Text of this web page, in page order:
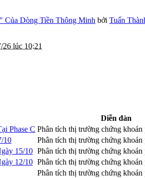
Của Dòng Tiền Thông Minh bởi Tuấn
26 lúc 10:21
Diễn đàn
Phase C Phân tích thị trường chứng
10
Phân tích thị trường chứng
15/10 Phân tích thị trường chứng
12/10 Phân tích thị trường chứng
Phân tích thị trường chứng